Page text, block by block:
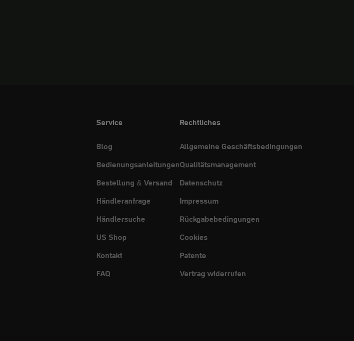
Service
Blog
Bedienungsanleitungen
Bestellung & Versand
Händleranfrage
Händlersuche
US Shop
Kontakt
FAQ
Rechtliches
Allgemeine Geschäftsbedingungen
Qualitätsmanagement
Datenschutz
Impressum
Rückgabebedingungen
Cookies
Patente
Vertrag widerrufen